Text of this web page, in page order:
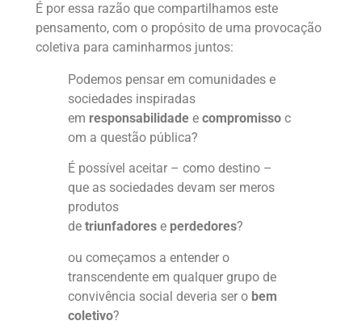
É por essa razão que compartilhamos este
pensamento, com o propósito de uma provocação
coletiva para caminharmos juntos:
Podemos pensar em comunidades e
sociedades inspiradas
em responsabilidade ecompromisso c
om a questão pública?
É possível aceitar – como destino –
que as sociedades devam ser meros
produtos
detriunfadores e perdedores?
ou começamos a entender o
transcendente em qualquer grupo de
convivência social deveria ser o bem
coletivo?